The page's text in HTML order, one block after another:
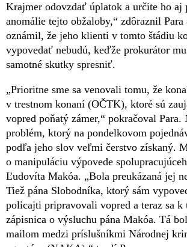
Krajmer odovzdať úplatok a určite ho aj
anomálie tejto obžaloby,“ zdôraznil Para
oznámil, že jeho klienti v tomto štádiu
vypovedať nebudú, keďže prokurátor
samotné skutky spresniť.
„Prioritne sme sa venovali tomu, že
v trestnom konaní (OČTK), ktoré sú
vopred poňatý zámer,“ pokračoval
problém, ktorý na pondelkovom
podľa jeho slov veľmi čerstvo získaný.
o manipuláciu výpovede
Ľudovíta Makóa. „Bola preukázaná jej
Tiež pána Slobodníka, ktorý sám
policajti pripravovali vopred a teraz sa k
zápisnica o výsluchu pána Makóa. Tá
mailom medzi príslušníkmi Národnej